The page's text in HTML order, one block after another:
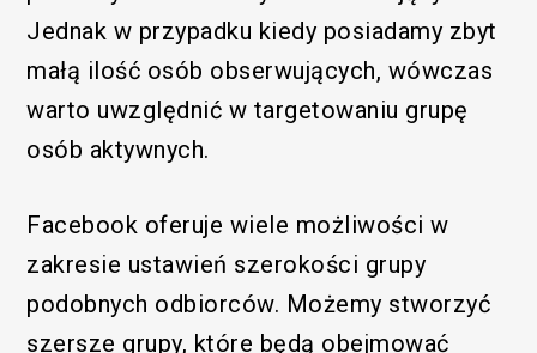
Jednak w przypadku kiedy posiadamy zbyt
małą ilość osób obserwujących, wówczas
warto uwzględnić w targetowaniu grupę
osób aktywnych.
Facebook oferuje wiele możliwości w
zakresie ustawień szerokości grupy
podobnych odbiorców. Możemy stworzyć
szersze grupy, które będą obejmować